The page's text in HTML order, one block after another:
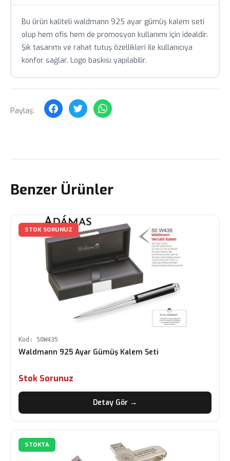
Stok durumu anlık olarak değişebilir, sipariş öncesi
Toplu siparişlerde özel fiyat teklifi için bizimle iletişime
geçin.
Bu ürün kaliteli waldmann 925 ayar gümüş kalem seti
olup hem ofis hem de promosyon kullanımı için idealdir.
Şık tasarımı ve rahat tutuş özellikleri ile kullanıcıya
konfor sağlar. Logo baskısı yapılabilir.
Paylaş:
Benzer Ürünler
STOK SORUNUZ
Kod: 50W435
Waldmann 925 Ayar Gümüş Kalem Seti
Stok Sorunuz
Detay Gör →
STOKTA